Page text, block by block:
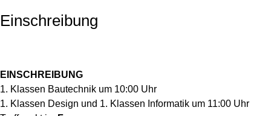
Einschreibung
EINSCHREIBUNG
1. Klassen Bautechnik um 10:00 Uhr
1. Klassen Design und 1. Klassen Informatik um 11:00 Uhr